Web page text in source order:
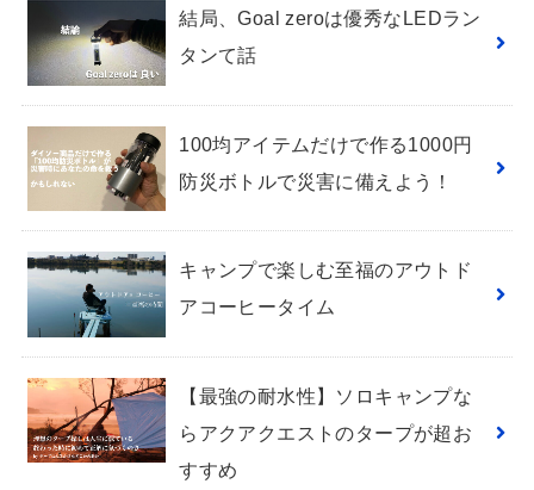
結局、Goal zeroは優秀なLEDラン
タンて話
100均アイテムだけで作る1000円
防災ボトルで災害に備えよう！
キャンプで楽しむ至福のアウトド
アコーヒータイム
【最強の耐水性】ソロキャンプな
らアクアクエストのタープが超お
すすめ